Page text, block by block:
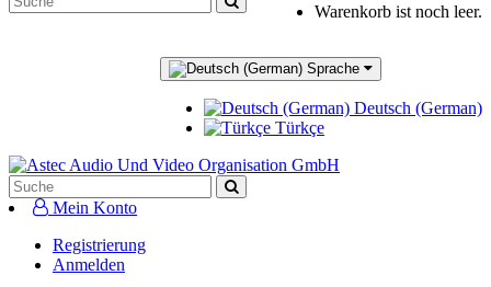
Warenkorb ist noch leer.
Sprache
Deutsch (German)
Türkçe
Mein Konto
Registrierung
Anmelden